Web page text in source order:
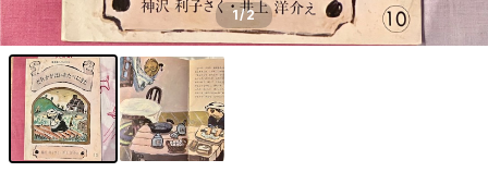
1/2